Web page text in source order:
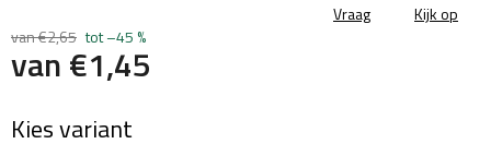
van €2,65 tot –45 %
van€1,45
prijs:
Kies variant
Vraag Kijk op